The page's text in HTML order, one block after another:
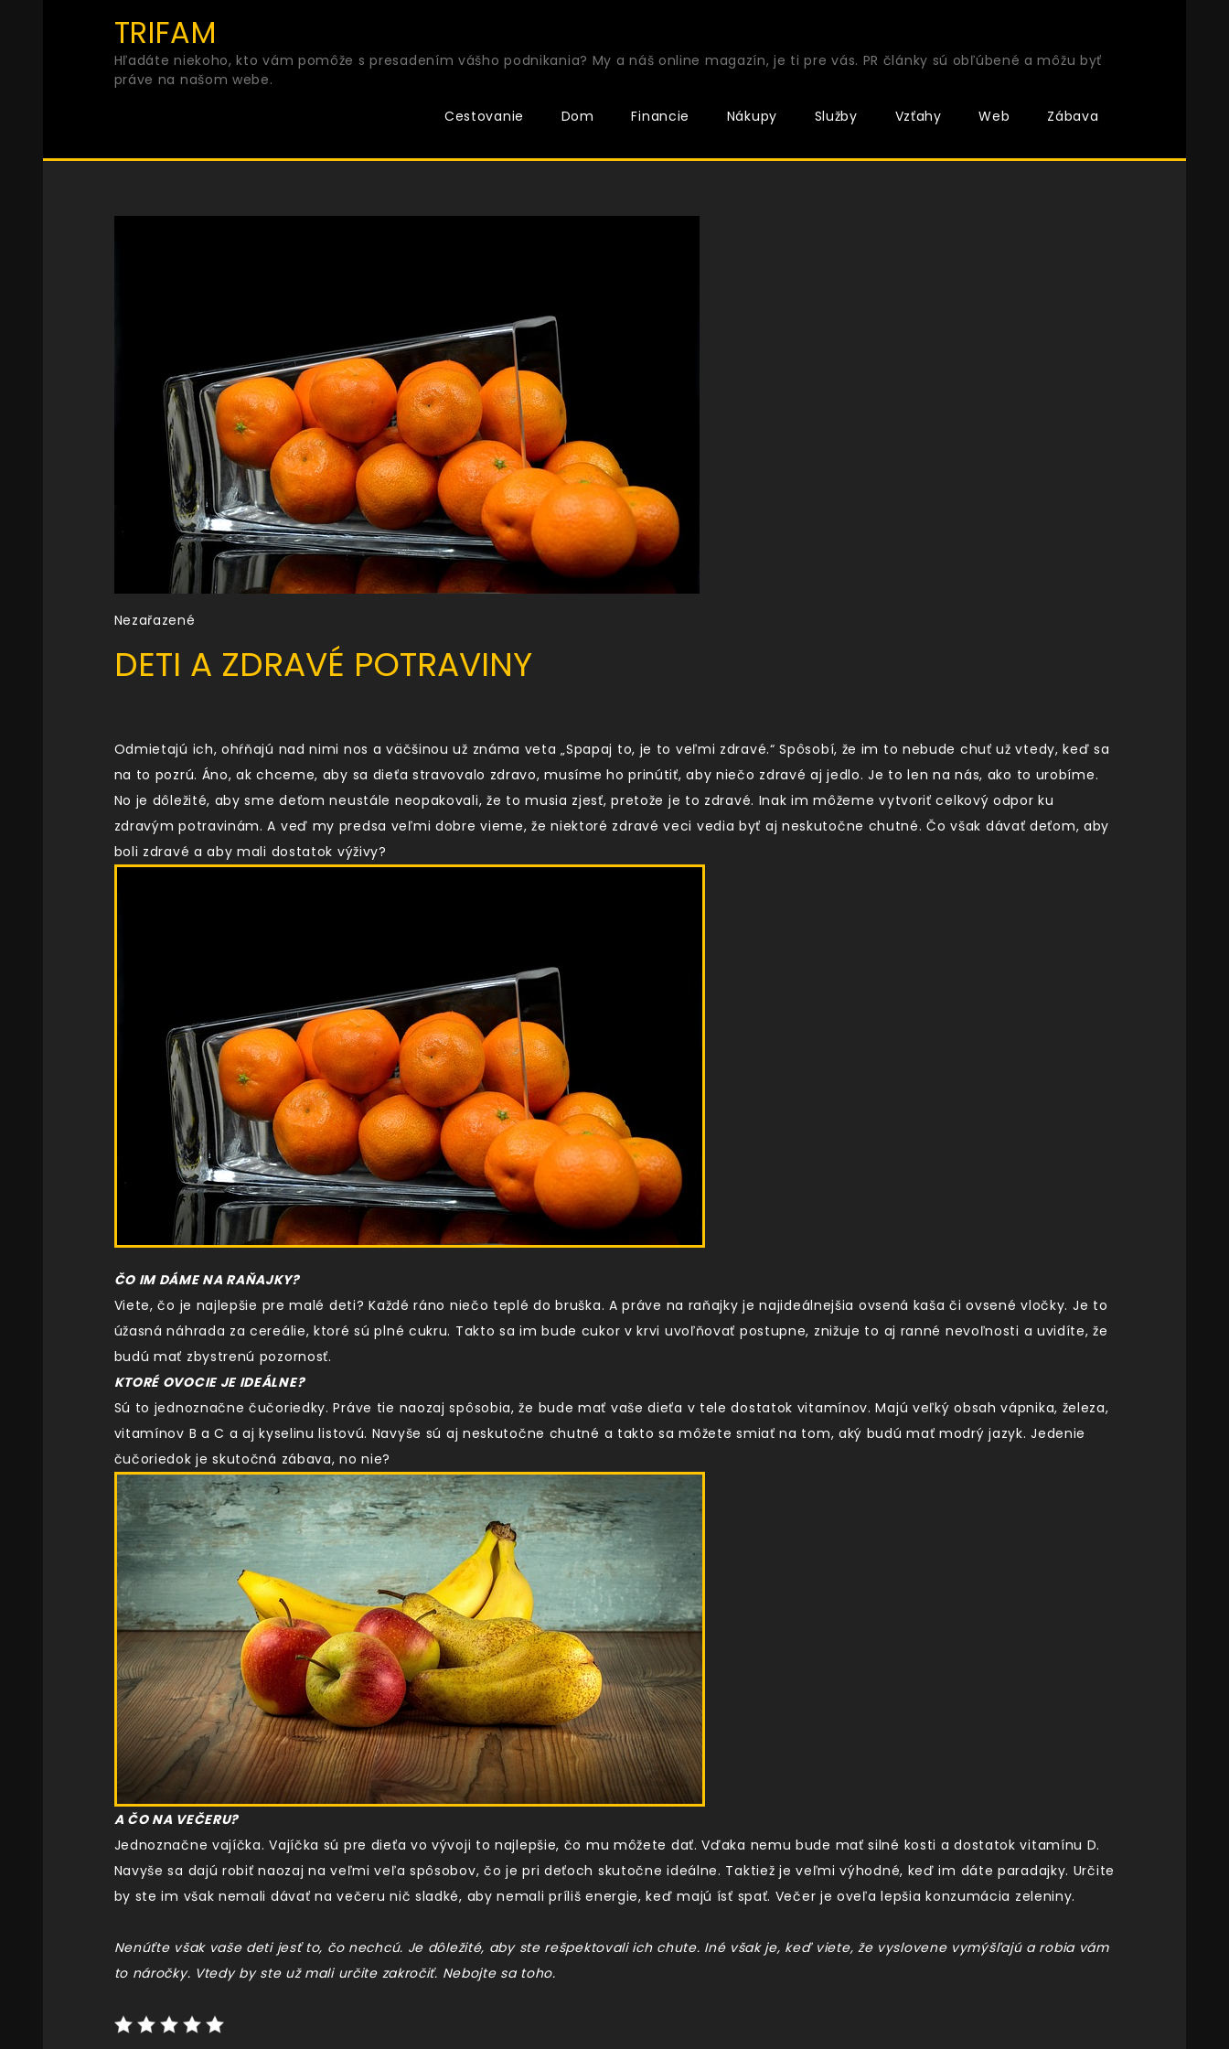
TRIFAM
Hľadáte niekoho, kto vám pomôže s presadením vášho podnikania? My a náš online magazín, je ti pre vás. PR články sú obľúbené a môžu byť
práve na našom webe.
Cestovanie
Dom Financie Nákupy Služby Vzťahy Web Zábava
Nezařazené
DETI A ZDRAVÉ POTRAVINY
Odmietajú ich, ohŕňajú nad nimi nos a väčšinou už známa veta „Spapaj to, je to veľmi zdravé.“ Spôsobí, že im to nebude chuť už vtedy, keď sa
na to pozrú. Áno, ak chceme, aby sa dieťa stravovalo zdravo, musíme ho prinútiť, aby niečo zdravé aj jedlo. Je to len na nás, ako to urobíme.
No je dôležité, aby sme deťom neustále neopakovali, že to musia zjesť, pretože je to zdravé. Inak im môžeme vytvoriť celkový odpor ku
zdravým potravinám. A veď my predsa veľmi dobre vieme, že niektoré zdravé veci vedia byť aj neskutočne chutné. Čo však dávať deťom, aby
boli zdravé a aby mali dostatok výživy?
ČO IM DÁME NA RAŇAJKY?
Viete, čo je najlepšie pre malé deti? Každé ráno niečo teplé do bruška. A práve na raňajky je najideálnejšia ovsená kaša či ovsené vločky. Je to
úžasná náhrada za cereálie, ktoré sú plné cukru. Takto sa im bude cukor v krvi uvoľňovať postupne, znižuje to aj ranné nevoľnosti a uvidíte, že
budú mať zbystrenú pozornosť.
KTORÉ OVOCIE JE IDEÁLNE?
Sú to jednoznačne čučoriedky. Práve tie naozaj spôsobia, že bude mať vaše dieťa v tele dostatok vitamínov. Majú veľký obsah vápnika, železa,
vitamínov B a C a aj kyselinu listovú. Navyše sú aj neskutočne chutné a takto sa môžete smiať na tom, aký budú mať modrý jazyk. Jedenie
čučoriedok je skutočná zábava, no nie?
A ČO NA VEČERU?
Jednoznačne vajíčka. Vajíčka sú pre dieťa vo vývoji to najlepšie, čo mu môžete dať. Vďaka nemu bude mať silné kosti a dostatok vitamínu D.
Navyše sa dajú robiť naozaj na veľmi veľa spôsobov, čo je pri deťoch skutočne ideálne. Taktiež je veľmi výhodné, keď im dáte paradajky. Určite
by ste im však nemali dávať na večeru nič sladké, aby nemali príliš energie, keď majú ísť spať. Večer je oveľa lepšia konzumácia zeleniny.
Nenúťte však vaše deti jesť to, čo nechcú. Je dôležité, aby ste rešpektovali ich chute. Iné však je, keď viete, že vyslovene vymýšľajú a robia vám
to náročky. Vtedy by ste už mali určite zakročiť. Nebojte sa toho.